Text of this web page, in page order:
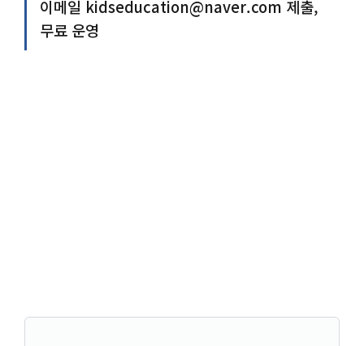
이메일 kidseducation@naver.com 제출,
무료 운영